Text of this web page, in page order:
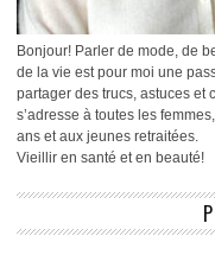
Bonjour! Parler de mode, de
de la vie est pour moi une
partager des trucs, astuces et
s’adresse à toutes les
ans et aux jeunes retraitées.
Vieillir en santé et en beauté!